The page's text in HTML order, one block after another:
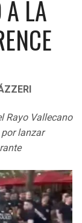
A LA
Rayo Vallecano
lanzar